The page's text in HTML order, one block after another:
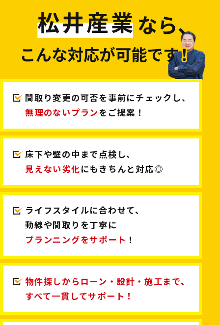
間取り変更の可否を事前にチェックし、
無理のないプランをご提案！
床下や壁の中まで点検し、
見えない劣化にもきちんと対応◎
ライフスタイルに合わせて、
動線や間取りを丁寧に
プランニングをサポート ！
物件探しからローン・設計・施工まで、
すべて一貫してサポート！